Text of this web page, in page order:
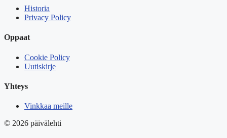
Historia
Privacy Policy
Oppaat
Cookie Policy
Uutiskirje
Yhteys
Vinkkaa meille
© 2026 päivälehti